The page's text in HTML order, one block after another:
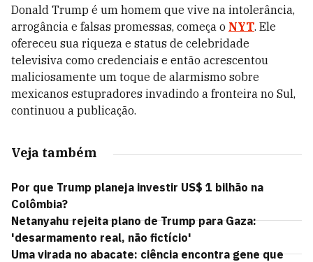
Donald Trump é um homem que vive na intolerância,
arrogância e falsas promessas, começa o NYT. Ele
ofereceu sua riqueza e status de celebridade
televisiva como credenciais e então acrescentou
maliciosamente um toque de alarmismo sobre
mexicanos estupradores invadindo a fronteira no Sul,
continuou a publicação.
Veja também
Por que Trump planeja investir US$ 1 bilhão na
Colômbia?
Netanyahu rejeita plano de Trump para Gaza:
'desarmamento real, não fictício'
Uma virada no abacate: ciência encontra gene que